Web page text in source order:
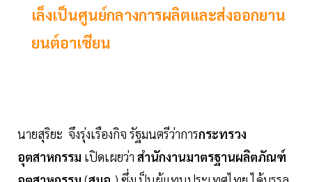
เล็งเป็นศูนย์กลางการผลิตและส่งออกยาน
ยนต์อาเซียน
นายสุริยะ จึงรุ่งเรืองกิจ รัฐมนตรีว่าการกระทรวง
อุตสาหกรรม เปิดเผยว่า สำนักงานมาตรฐานผลิตภัณฑ์